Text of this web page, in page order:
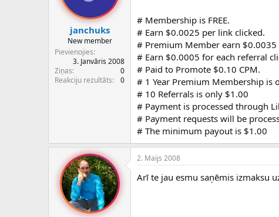
e
z
s
ā
c
a
u
m
s
janchuks
New member
Pievienojies
3. Janvāris 2008
Ziņas
0
Reakciju rezultāts
0
# Membership is FREE.
# Earn $0.0025 per link clicked.
# Premium Member earn $0.0035
# Earn $0.0005 for each referral
# Paid to Promote $0.10 CPM.
# 1 Year Premium Membership is
# 10 Referrals is only $1.00
# Payment is processed through
# Payment requests will be
# The minimum payout is $1.00
2. Maijs 2008
Arī te jau esmu saņēmis izmaksu